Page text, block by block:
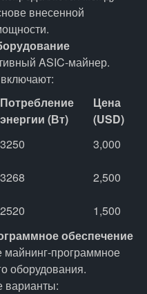
внесенной
ASIC-майнер.
Потребление
энергии (Вт)
Цена
(USD)
3250
3,000
3268
2,500
2520
1,500
обеспечение
программное
оборудования.
варианты: